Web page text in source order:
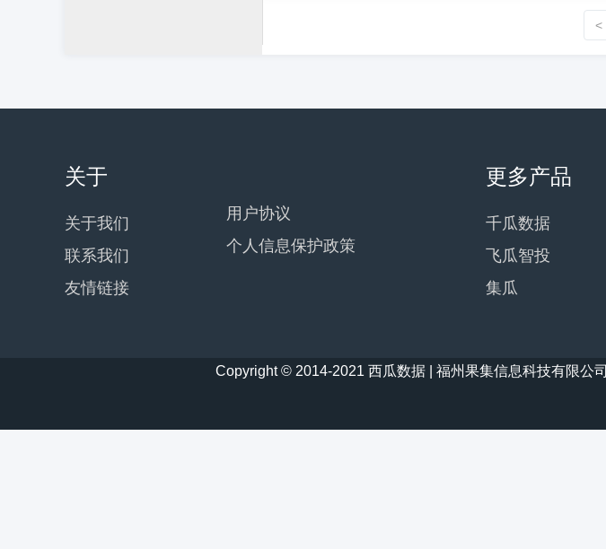
<
关于
关于我们
联系我们
友情链接
用户协议
个人信息保护政策
更多产品
千瓜数据
飞瓜智投
集瓜
Copyright © 2014-2021 西瓜数据 | 福州果集信息科技有限公司